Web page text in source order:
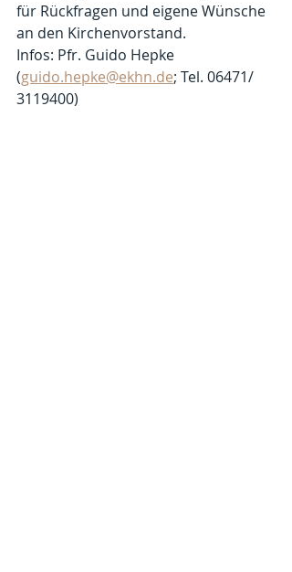
für Rückfragen und eigene Wünsche
an den Kirchenvorstand.
Infos: Pfr. Guido Hepke
(guido.hepke@ekhn.de; Tel. 06471/
3119400)